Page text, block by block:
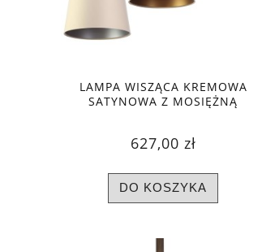
LAMPA WISZĄCA KREMOWA
SATYNOWA Z MOSIĘŻNĄ
627,00 zł
DO KOSZYKA